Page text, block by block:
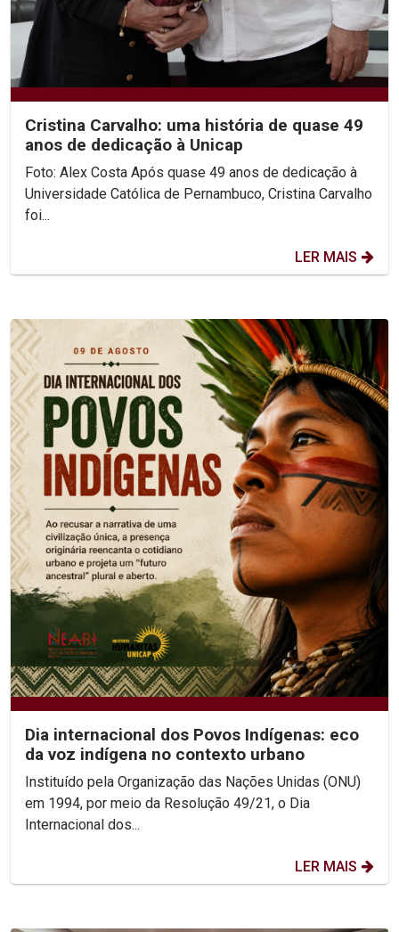
Cristina Carvalho: uma história de quase 49
anos de dedicação à Unicap
Foto: Alex Costa Após quase 49 anos de dedicação à
Universidade Católica de Pernambuco, Cristina Carvalho
foi...
LER MAIS
Dia internacional dos Povos Indígenas: eco
da voz indígena no contexto urbano
Instituído pela Organização das Nações Unidas (ONU)
em 1994, por meio da Resolução 49/21, o Dia
Internacional dos...
LER MAIS